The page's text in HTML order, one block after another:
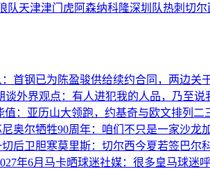
队天津津门虎 阿森纳科隆深圳队热刺 切尔
首钢已为陈盈骏供给续约合同，两边关
谈外界观点：有人进犯我的人品，乃至说
值：亚历山大领跑，约基奇与欧文排列二
奥尔牺牲90周年：咱们不只是一家沙龙
后卫胆寒莫里斯：切尔西今夏若签巴尔
年6月 马卡晒球迷社媒：很多皇马球迷